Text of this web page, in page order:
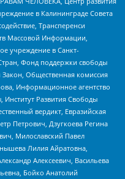
в Калининграде Совета
Трансперенси
Массовой Информации,
учреждение в Санкт-
Фонд поддержки свободы
Общественная комиссия
Информационное агентство
Развития Свободы
вердикт, Евразийская
Петрович, Дзугкоева Регина
Милославский Павел
Лилия Айратовна,
Алексеевич, Васильева
Бойко Анатолий